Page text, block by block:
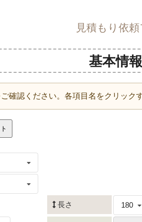
見積もり依
基本情
確認ください。各項目名をクリック
長さ 180